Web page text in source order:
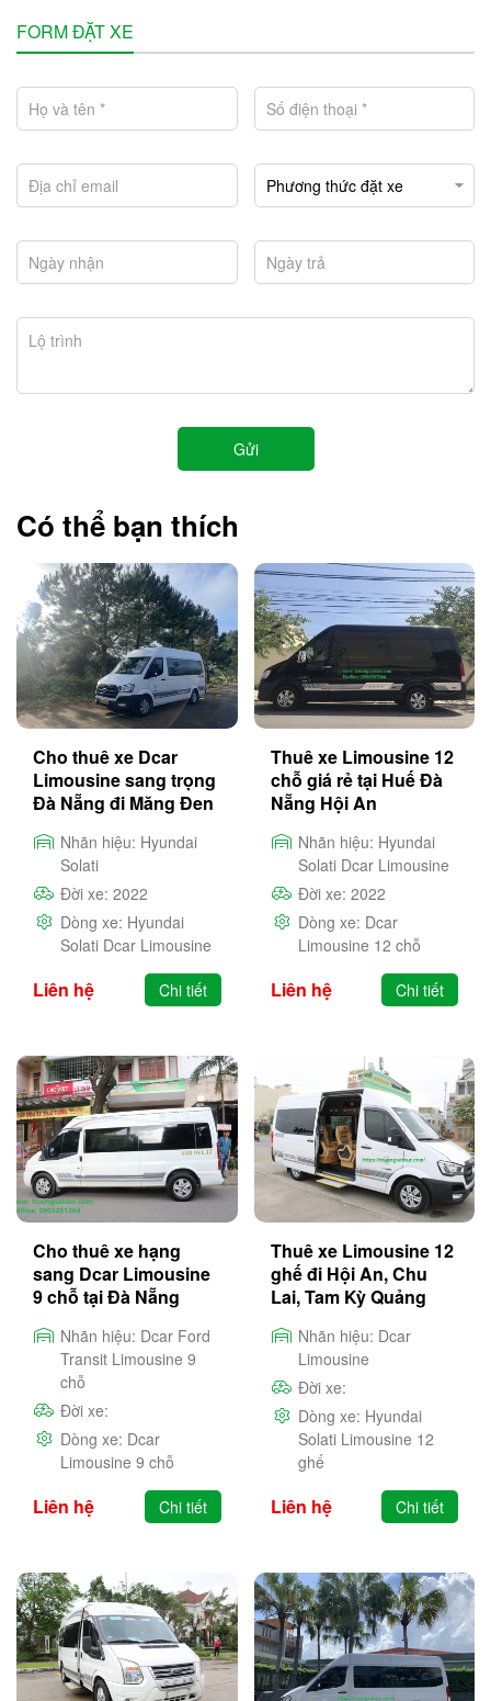
FORM ĐẶT XE
Có thể bạn thích
Cho thuê xe Dcar
Limousine sang trọng
Đà Nẵng đi Măng Đen
Nhãn hiệu: Hyundai
Solati
Đời xe: 2022
Dòng xe: Hyundai
Solati Dcar Limousine
Liên hệ Chi tiết
Thuê xe Limousine 12
chỗ giá rẻ tại Huế Đà
Nẵng Hội An
Nhãn hiệu: Hyundai
Solati Dcar Limousine
Đời xe: 2022
Dòng xe: Dcar
Limousine 12 chỗ
Liên hệ Chi tiết
Cho thuê xe hạng
sang Dcar Limousine
9 chỗ tại Đà Nẵng
Nhãn hiệu: Dcar Ford
Transit Limousine 9
chỗ
Đời xe:
Dòng xe: Dcar
Limousine 9 chỗ
Liên hệ Chi tiết
Thuê xe Limousine 12
ghế đi Hội An, Chu
Lai, Tam Kỳ Quảng
Nhãn hiệu: Dcar
Limousine
Đời xe:
Dòng xe: Hyundai
Solati Limousine 12
ghế
Liên hệ Chi tiết